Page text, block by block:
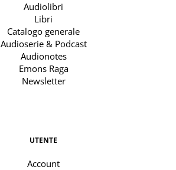
Audiolibri
Libri
Catalogo generale
Audioserie & Podcast
Audionotes
Emons Raga
Newsletter
UTENTE
Account